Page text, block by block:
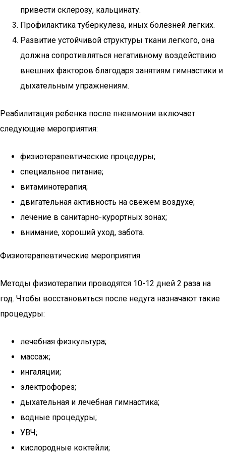
привести склерозу, кальцинату.
Профилактика туберкулеза, иных болезней легких.
Развитие устойчивой структуры ткани легкого, она
должна сопротивляться негативному воздействию
внешних факторов благодаря занятиям гимнастики и
дыхательным упражнениям.
Реабилитация ребенка после пневмонии включает
следующие мероприятия:
физиотерапевтические процедуры;
специальное питание;
витаминотерапия;
двигательная активность на свежем воздухе;
лечение в санитарно-курортных зонах;
внимание, хороший уход, забота.
Физиотерапевтические мероприятия
Методы физиотерапии проводятся 10-12 дней 2 раза на
год. Чтобы восстановиться после недуга назначают такие
процедуры:
лечебная физкультура;
массаж;
ингаляции;
электрофорез;
дыхательная и лечебная гимнастика;
водные процедуры;
УВЧ;
кислородные коктейли;